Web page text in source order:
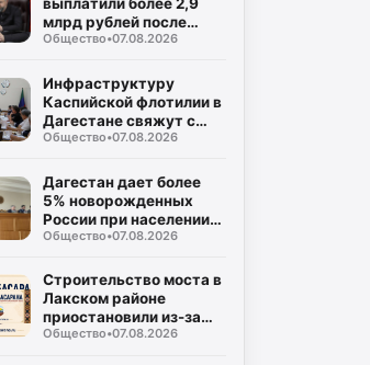
млрд рублей после
паводков
Общество•07.08.2026
Инфраструктуру
Каспийской флотилии в
Дагестане свяжут с
застройкой
Общество•07.08.2026
Дагестан дает более
5% новорожденных
России при населении
чуть больше 2%
Общество•07.08.2026
Строительство моста в
Лакском районе
приостановили из-за
трещины в скале
Общество•07.08.2026